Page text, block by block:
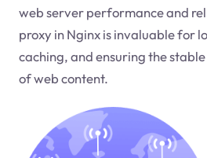
web server performance and
proxy in Nginx is invaluable for
caching, and ensuring the
of web content.